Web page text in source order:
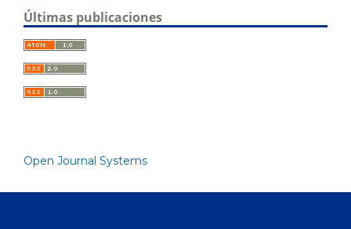
Últimas publicaciones
Open Journal Systems